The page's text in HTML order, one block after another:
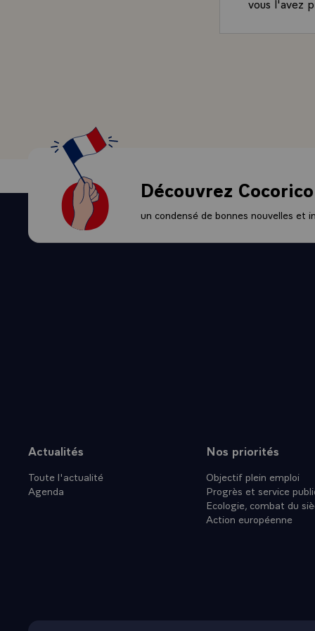
deux
allez
- LE
candidat et
- LE
- LE
-
- LE
-
- LE
-
heure
reprises,
coeur ?
- LE
en France
peut pas
et nous le
une
Découvrez Cocorico
un condensé de bonnes nouvelles et
Plan du site
Actualités
Toute l'actualité
Agenda
Nos priorités
Objectif plein emploi
Progrès et service
Ecologie, combat du
Action européenne